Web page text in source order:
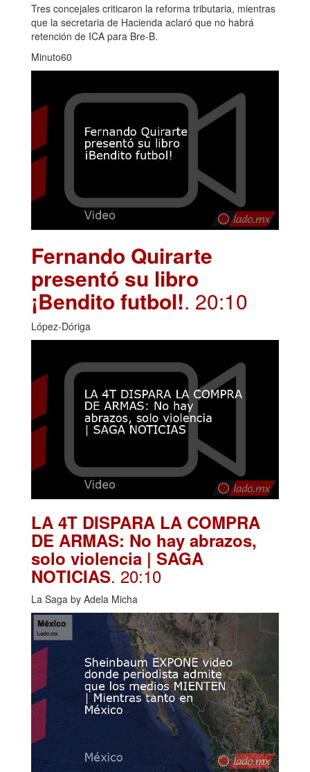
Tres concejales criticaron la reforma tributaria, mientras
que la secretaria de Hacienda aclaró que no habrá
retención de ICA para Bre-B.
Minuto60
Fernando Quirarte
presentó su libro
¡Bendito futbol!. 20:10
López-Dóriga
LA 4T DISPARA LA COMPRA
DE ARMAS: No hay abrazos,
solo violencia | SAGA
NOTICIAS. 20:10
La Saga by Adela Micha